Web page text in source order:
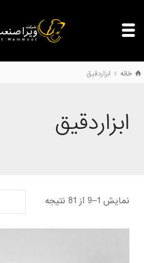
خانه ابزاردقیق
ابزاردقیق
نمایش 1–9 از 81 نتیجه